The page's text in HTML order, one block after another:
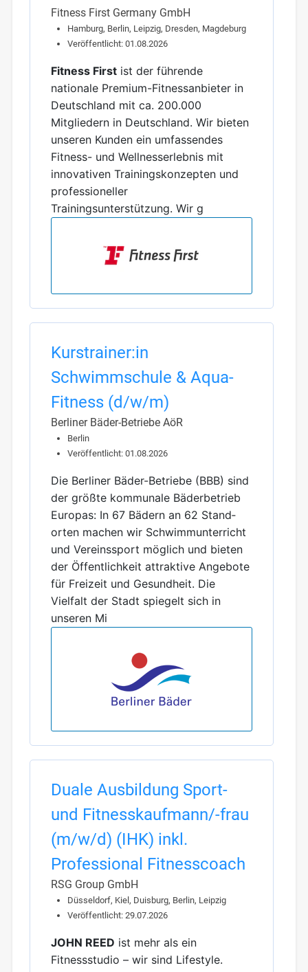
Fitness First Germany GmbH
Hamburg, Berlin, Leipzig, Dresden, Magdeburg
Veröffentlicht: 01.08.2026
Fitness Firstist der führende
nationale Premium-Fitnessanbieter in
Deutschland mit ca. 200.000
Mitgliedern in Deutschland. Wir bieten
unseren Kunden ein umfassendes
Fitness- und Wellnesserlebnis mit
innovativen Trainingskonzepten und
professioneller
Trainingsunterstützung. Wir g
Kurstrainer:in
Schwimmschule & Aqua-
Fitness (d/w/m)
Berliner Bäder-Betriebe AöR
Berlin
Veröffentlicht: 01.08.2026
Die Berliner Bäder-Betriebe (BBB) sind
der größte kommunale Bäderbetrieb
Europas: In 67 Bädern an 62 Stand­
orten machen wir Schwimm­unterricht
und Vereinssport möglich und bieten
der Öffentlichkeit attraktive Angebote
für Freizeit und Gesundheit. Die
Vielfalt der Stadt spiegelt sich in
unseren Mi
Duale Ausbildung Sport-
und Fitnesskaufmann/-frau
(m/w/d) (IHK) inkl.
Professional Fitnesscoach
RSG Group GmbH
Düsseldorf, Kiel, Duisburg, Berlin, Leipzig
Veröffentlicht: 29.07.2026
JOHN REED ist mehr als ein
Fitnessstudio – wir sind Lifestyle.